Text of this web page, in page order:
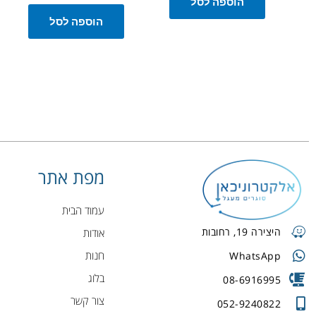
הוספה לסל
היצירה 19, רחובות
WhatsApp
08-6916995
052-9240822
מפת אתר
עמוד הבית
אודות
חנות
בלוג
צור קשר